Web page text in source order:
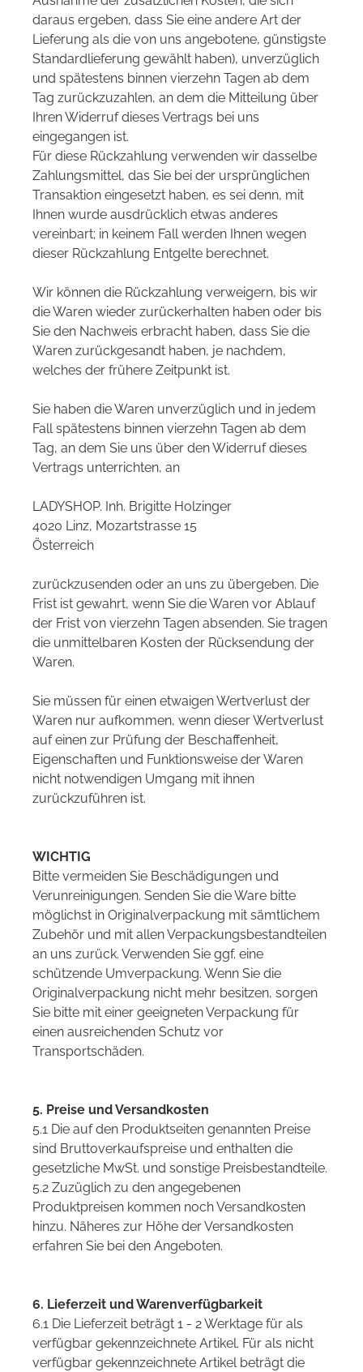
daraus ergeben, dass Sie eine andere Art der
Lieferung als die von uns angebotene, günstigste
Standardlieferung gewählt haben), unverzüglich
und spätestens binnen vierzehn Tagen ab dem
Tag zurückzuzahlen, an dem die Mitteilung über
Ihren Widerruf dieses Vertrags bei uns
eingegangen ist.
Für diese Rückzahlung verwenden wir dasselbe
Zahlungsmittel, das Sie bei der ursprünglichen
Transaktion eingesetzt haben, es sei denn, mit
Ihnen wurde ausdrücklich etwas anderes
vereinbart; in keinem Fall werden Ihnen wegen
dieser Rückzahlung Entgelte berechnet.
Wir können die Rückzahlung verweigern, bis wir
die Waren wieder zurückerhalten haben oder bis
Sie den Nachweis erbracht haben, dass Sie die
Waren zurückgesandt haben, je nachdem,
welches der frühere Zeitpunkt ist.
Sie haben die Waren unverzüglich und in jedem
Fall spätestens binnen vierzehn Tagen ab dem
Tag, an dem Sie uns über den Widerruf dieses
Vertrags unterrichten, an
LADYSHOP. Inh. Brigitte Holzinger
4020 Linz, Mozartstrasse 15
Österreich
zurückzusenden oder an uns zu übergeben. Die
Frist ist gewahrt, wenn Sie die Waren vor Ablauf
der Frist von vierzehn Tagen absenden. Sie tragen
die unmittelbaren Kosten der Rücksendung der
Waren.
Sie müssen für einen etwaigen Wertverlust der
Waren nur aufkommen, wenn dieser Wertverlust
auf einen zur Prüfung der Beschaffenheit,
Eigenschaften und Funktionsweise der Waren
nicht notwendigen Umgang mit ihnen
zurückzuführen ist.
WICHTIG
Bitte vermeiden Sie Beschädigungen und
Verunreinigungen. Senden Sie die Ware bitte
möglichst in Originalverpackung mit sämtlichem
Zubehör und mit allen Verpackungsbestandteilen
an uns zurück. Verwenden Sie ggf. eine
schützende Umverpackung. Wenn Sie die
Originalverpackung nicht mehr besitzen, sorgen
Sie bitte mit einer geeigneten Verpackung für
einen ausreichenden Schutz vor
Transportschäden.
5. Preise und Versandkosten
5.1 Die auf den Produktseiten genannten Preise
sind Bruttoverkaufspreise und enthalten die
gesetzliche MwSt. und sonstige Preisbestandteile.
5.2 Zuzüglich zu den angegebenen
Produktpreisen kommen noch Versandkosten
hinzu. Näheres zur Höhe der Versandkosten
erfahren Sie bei den Angeboten.
6. Lieferzeit und Warenverfügbarkeit
6.1 Die Lieferzeit beträgt 1 - 2 Werktage für als
verfügbar gekennzeichnete Artikel. Für als nicht
verfügbar gekennzeichnete Artikel beträgt die